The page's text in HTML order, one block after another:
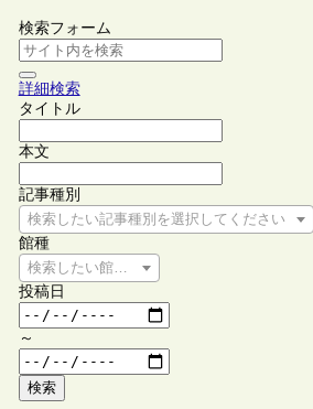
検索フォーム
詳細検索
タイトル
本文
記事種別
検索したい記事種別を選択してください
館種
検索したい館種を選択してください
投稿日
～
検索